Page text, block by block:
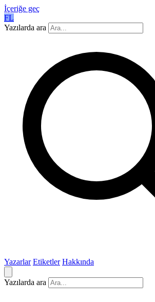
İçeriğe geç
FL
Yazılarda ara
Yazarlar Etiketler Hakkında
Yazılarda ara